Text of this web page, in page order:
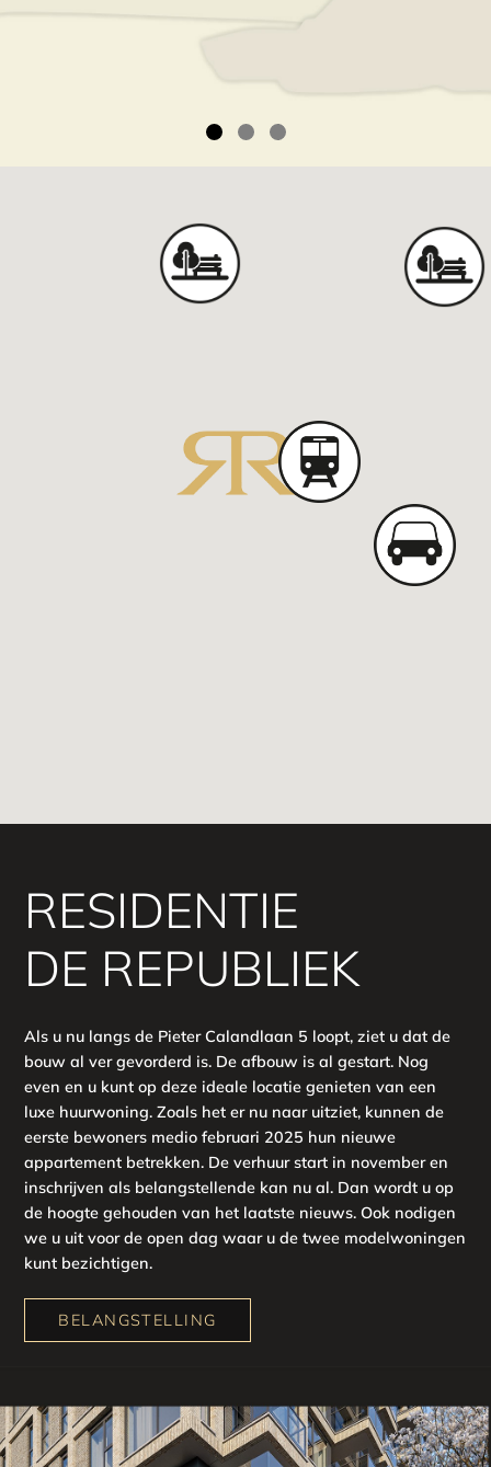
RESIDENTIE
DE REPUBLIEK
Als u nu langs de Pieter Calandlaan 5 loopt, ziet u dat de
bouw al ver gevorderd is. De afbouw is al gestart. Nog
even en u kunt op deze ideale locatie genieten van een
luxe huurwoning. Zoals het er nu naar uitziet, kunnen de
eerste bewoners medio februari 2025 hun nieuwe
appartement betrekken. De verhuur start in november en
inschrijven als belangstellende kan nu al. Dan wordt u op
de hoogte gehouden van het laatste nieuws. Ook nodigen
we u uit voor de open dag waar u de twee modelwoningen
kunt bezichtigen.
BELANGSTELLING